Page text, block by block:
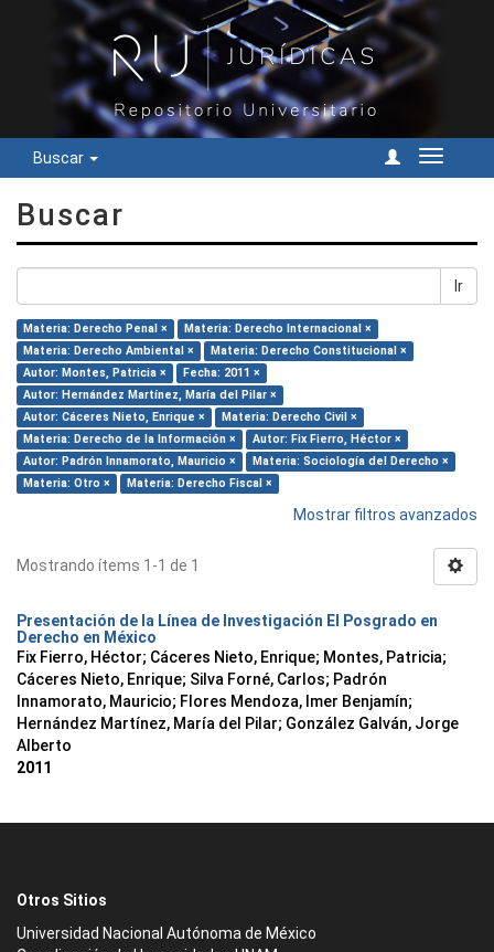
Buscar
Cambiar
Buscar
Ir
Materia: Derecho Penal ×
Materia: Derecho Internacional ×
Materia: Derecho Ambiental ×
Materia: Derecho Constitucional ×
Autor: Montes, Patricia ×
Fecha: 2011 ×
Autor: Hernández Martínez, María del Pilar ×
Autor: Cáceres Nieto, Enrique ×
Materia: Derecho Civil ×
Materia: Derecho de la Información ×
Autor: Fix Fierro, Héctor ×
Autor: Padrón Innamorato, Mauricio ×
Materia: Sociología del Derecho ×
Materia: Otro ×
Materia: Derecho Fiscal ×
Mostrar filtros avanzados
Mostrando ítems 1-1 de 1
Presentación de la Línea de Investigación El Posgrado en
Derecho en México
Fix Fierro, Héctor; Cáceres Nieto, Enrique; Montes, Patricia;
Cáceres Nieto, Enrique; Silva Forné, Carlos; Padrón
Innamorato, Mauricio; Flores Mendoza, Imer Benjamín;
Hernández Martínez, María del Pilar; González Galván, Jorge
Alberto
2011
Otros Sitios
Universidad Nacional Autónoma de México